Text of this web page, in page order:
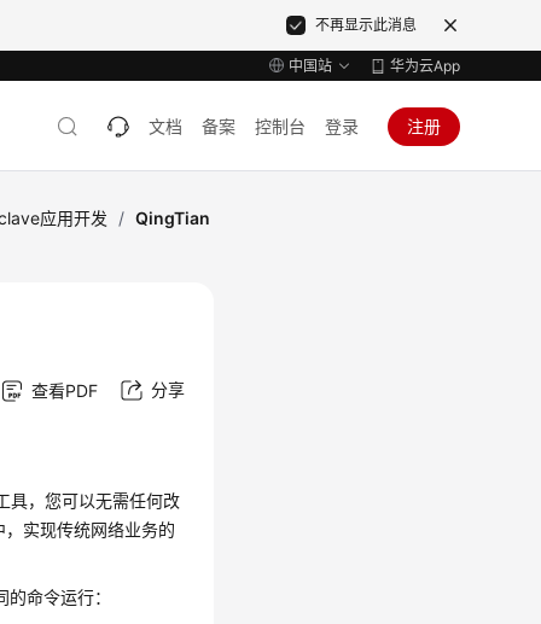
不再显示此消息
中国站 华为云App
文档 备案 控制台 登录 注册
应用开发 / QingTian
查看PDF 分享
具，您可以无需任何改
实现传统网络业务的
命令运行：